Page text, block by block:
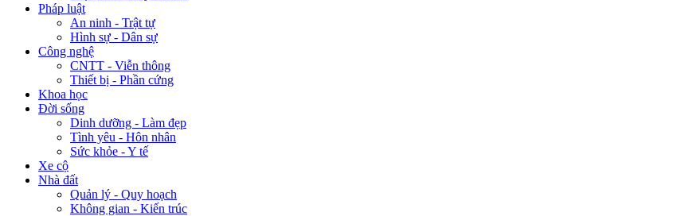
Pháp luật
An ninh - Trật tự
Hình sự - Dân sự
Công nghệ
CNTT - Viễn thông
Thiết bị - Phần cứng
Khoa học
Đời sống
Dinh dưỡng - Làm đẹp
Tình yêu - Hôn nhân
Sức khỏe - Y tế
Xe cộ
Nhà đất
Quản lý - Quy hoạch
Không gian - Kiến trúc